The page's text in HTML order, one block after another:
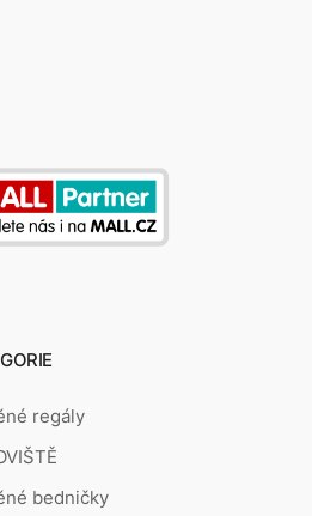
regály
bedničky